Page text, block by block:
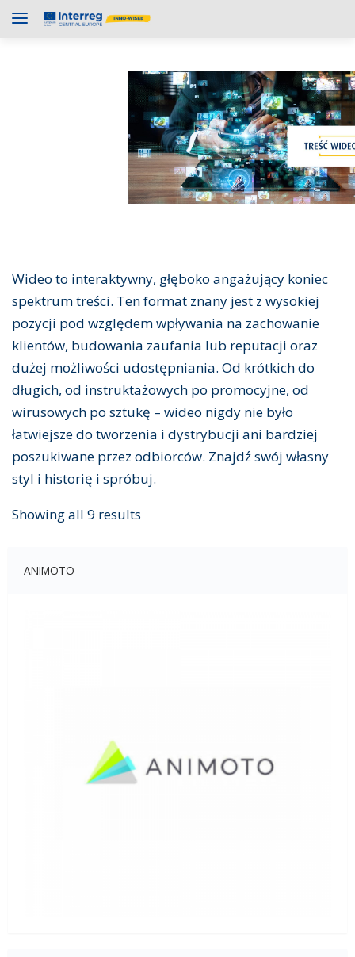
Wideo to interaktywny, głęboko angażujący koniec
spektrum treści. Ten format znany jest z wysokiej
pozycji pod względem wpływania na zachowanie
klientów, budowania zaufania lub reputacji oraz
dużej możliwości udostępniania. Od krótkich do
długich, od instruktażowych po promocyjne, od
wirusowych po sztukę – wideo nigdy nie było
łatwiejsze do tworzenia i dystrybucji ani bardziej
poszukiwane przez odbiorców. Znajdź swój własny
styl i historię i spróbuj.
Showing all 9 results
ANIMOTO